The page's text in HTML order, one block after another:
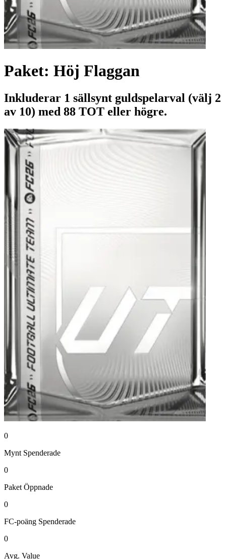
Paket: Höj Flaggan
Inkluderar 1 sällsynt guldspelarval (välj 2
av 10) med 88 TOT eller högre.
0
Mynt Spenderade
0
Paket Öppnade
0
FC-poäng Spenderade
0
Avg. Value